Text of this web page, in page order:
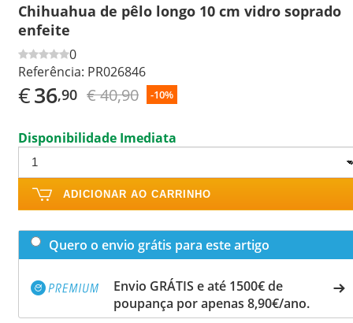
Chihuahua de pêlo longo 10 cm vidro soprado
enfeite
0
Referência: PR026846
€36,90 € 40,90 -10%
Disponibilidade Imediata
ADICIONAR AO CARRINHO
Quero o envio grátis para este artigo
Envio GRÁTIS e até 1500€ de
poupança por apenas 8,90€/ano.